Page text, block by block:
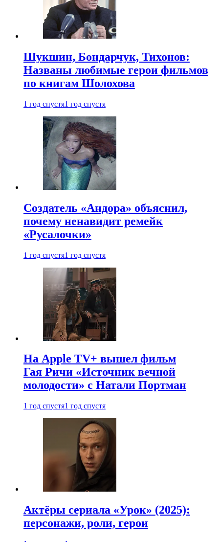
Шукшин, Бондарчук, Тихонов:
Названы любимые герои фильмов
по книгам Шолохова
1 год спустя1 год спустя
Создатель «Андора» объяснил,
почему ненавидит ремейк
«Русалочки»
1 год спустя1 год спустя
На Apple TV+ вышел фильм
Гая Ричи «Источник вечной
молодости» с Натали Портман
1 год спустя1 год спустя
Актёры сериала «Урок» (2025):
персонажи, роли, герои